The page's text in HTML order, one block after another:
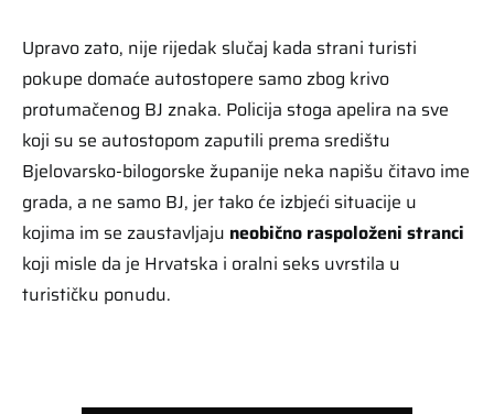
Upravo zato, nije rijedak slučaj kada strani turisti
pokupe domaće autostopere samo zbog krivo
protumačenog BJ znaka. Policija stoga apelira na sve
koji su se autostopom zaputili prema središtu
Bjelovarsko-bilogorske županije neka napišu čitavo ime
grada, a ne samo BJ, jer tako će izbjeći situacije u
kojima im se zaustavljaju neobično raspoloženi stranci
koji misle da je Hrvatska i oralni seks uvrstila u
turističku ponudu.